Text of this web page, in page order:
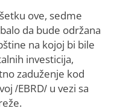
ove, sedme
da bude održana
na kojoj bi bile
investicija,
zaduženje kod
/EBRD/ u vezi sa